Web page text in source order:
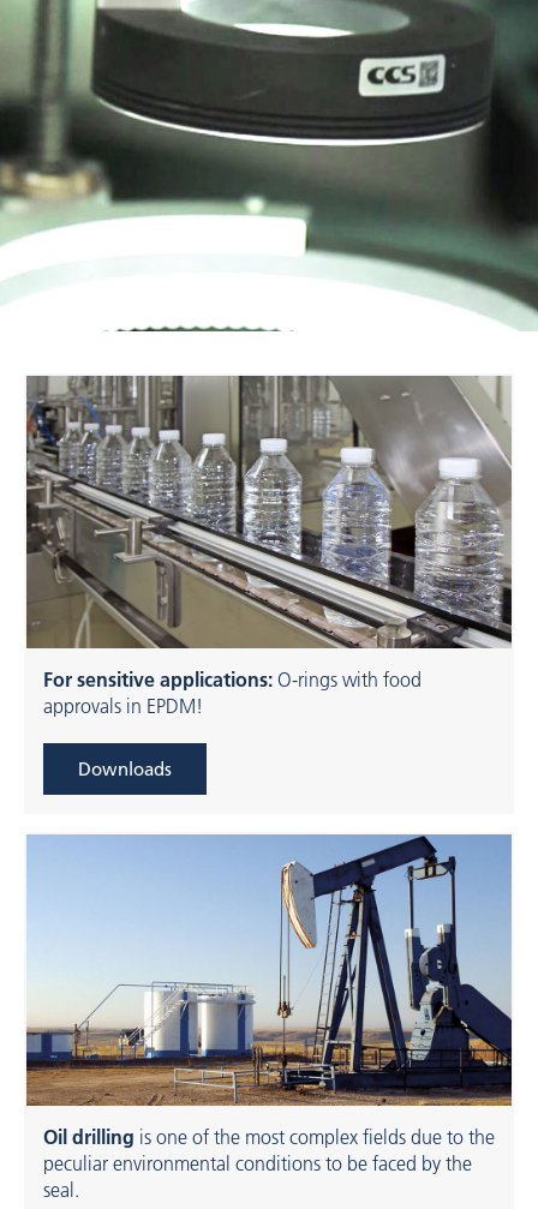
For sensitive applications: O-rings with food
approvals in EPDM!
Downloads
Oil drilling is one of the most complex fields due to the
peculiar environmental conditions to be faced by the
seal.